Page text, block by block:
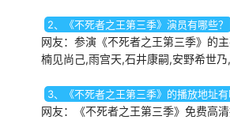
子 配音）的少女成为了他们最
后的希望。邪恶的机器人统领
布莱金（内海贤二
2、《不死者之王第三季》演员有哪些？
网友：参演《不死者之王第三季》的
楠见尚己,雨宫天,石井康嗣,安野希世
3、《不死者之王第三季》的播放地址有
网友：《不死者之王第三季》免费